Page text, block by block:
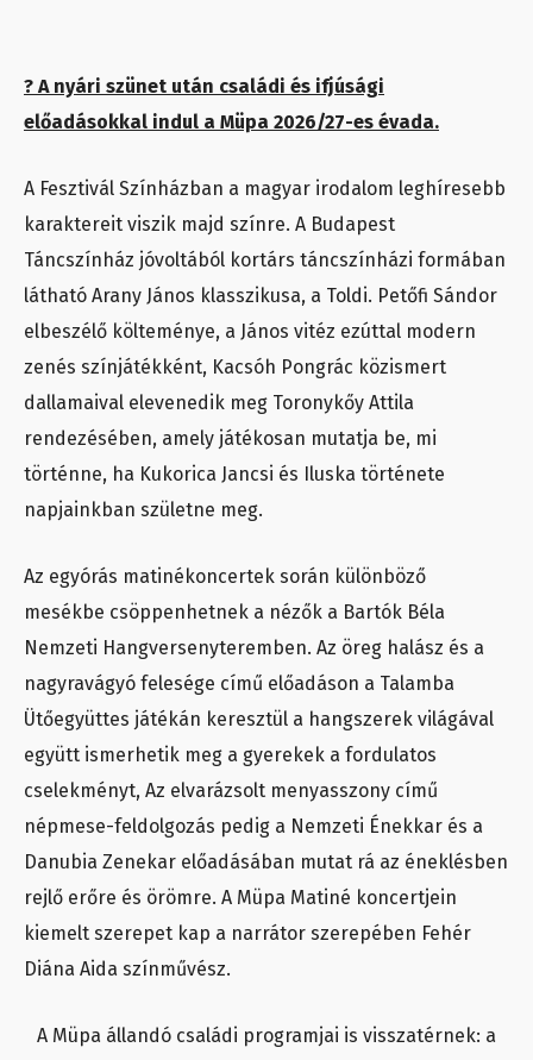
? A nyári szünet után családi és ifjúsági
előadásokkal indul a Müpa 2026/27-es évada.
A Fesztivál Színházban a magyar irodalom leghíresebb
karaktereit viszik majd színre. A Budapest
Táncszínház jóvoltából kortárs táncszínházi formában
látható Arany János klasszikusa, a Toldi. Petőfi Sándor
elbeszélő költeménye, a János vitéz ezúttal modern
zenés színjátékként, Kacsóh Pongrác közismert
dallamaival elevenedik meg Toronykőy Attila
rendezésében, amely játékosan mutatja be, mi
történne, ha Kukorica Jancsi és Iluska története
napjainkban születne meg.
Az egyórás matinékoncertek során különböző
mesékbe csöppenhetnek a nézők a Bartók Béla
Nemzeti Hangversenyteremben. Az öreg halász és a
nagyravágyó felesége című előadáson a Talamba
Ütőegyüttes játékán keresztül a hangszerek világával
együtt ismerhetik meg a gyerekek a fordulatos
cselekményt, Az elvarázsolt menyasszony című
népmese-feldolgozás pedig a Nemzeti Énekkar és a
Danubia Zenekar előadásában mutat rá az éneklésben
rejlő erőre és örömre. A Müpa Matiné koncertjein
kiemelt szerepet kap a narrátor szerepében Fehér
Diána Aida színművész.
A Müpa állandó családi programjai is visszatérnek: a